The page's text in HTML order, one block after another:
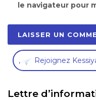
le navigateur pour
, Rejoignez
Lettre